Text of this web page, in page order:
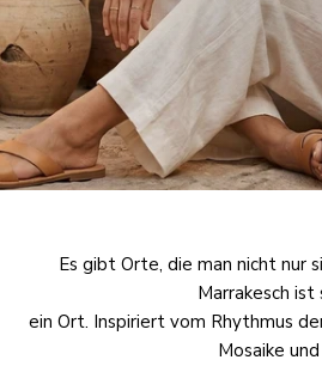
Es gibt Orte, die man nicht nur
Marrakesch ist
ein Ort. Inspiriert vom Rhythmus
Mosaike und